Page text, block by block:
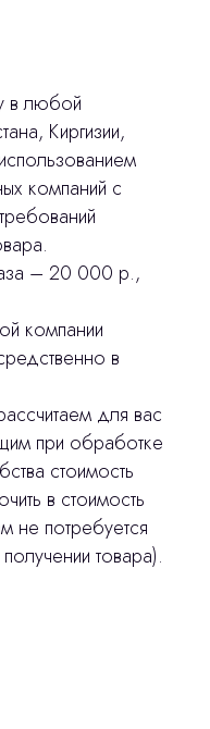
в любой
Киргизии,
компаний с
– 20 000 р.,
компании
в
для вас
при обработке
стоимость
в стоимость
не потребуется
товара).